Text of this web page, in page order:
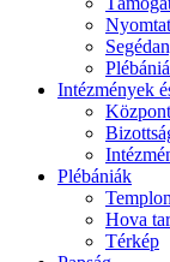
Intézmények
Plébániák
Hova
Térkép